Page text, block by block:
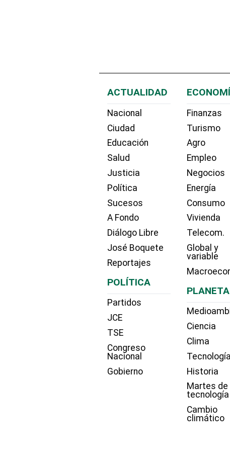
ACTUALIDAD
Nacional
Ciudad
Educación
Salud
Justicia
Política
Sucesos
A Fondo
Diálogo Libre
José Boquete
Reportajes
POLÍTICA
Partidos
JCE
TSE
Congreso
Nacional
Gobierno
Finanzas
Turismo
Agro
Empleo
Negocios
Energía
Consumo
Vivienda
Telecom.
Global y
variable
PLANETA
Ciencia
Clima
Tecnología
Historia
Martes de
tecnología
Cambio
climático